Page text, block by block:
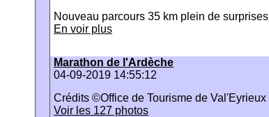
Nouveau parcours 35 km plein de surprises
En voir plus
Marathon de l'Ardèche
04-09-2019 14:55:12
Crédits ©Office de Tourisme de Val'Eyrieux
Voir les 127 photos